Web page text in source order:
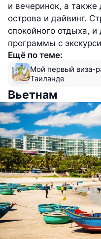
и вечеринок, а также
острова и дайвинг.
спокойного отдыха,
программы с
Ещё по теме:
Мой первый виза-
Таиланде
Вьетнам